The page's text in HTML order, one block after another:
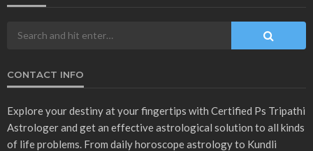
CONTACT INFO
Explore your destiny at your fingertips with Certified Ps Tripathi
Astrologer and get an effective astrological solution to all kinds
of life problems. From daily horoscope astrology to Kundli